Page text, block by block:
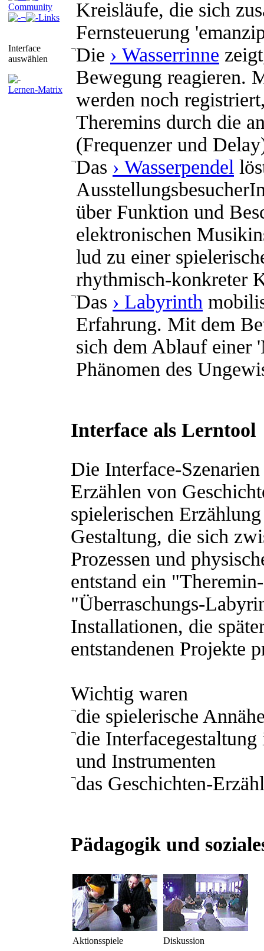
Community
¬
Links
Interface
auswählen
Lernen-Matrix
Kreisläufe, die sich
Fernsteuerung
¬Die › Wasserrinne
Bewegung reagieren.
werden noch
Theremins durch die
(Frequenzer und
¬Das › Wasserpendel
über Funktion und
elektronischen
lud zu einer
rhythmisch-konkreter
¬Das › Labyrinth
Erfahrung. Mit dem
sich dem Ablauf einer
Phänomen des
Interface als Lerntool
Die Interface-
Erzählen von
spielerischen
Gestaltung, die sich
Prozessen und
entstand ein
"Überraschungs-
Installationen, die
entstandenen Projekte
Wichtig waren
¬die spielerische
¬die
und Instrumenten
¬das Geschichten-
Pädagogik und
Aktionsspiele Diskussion